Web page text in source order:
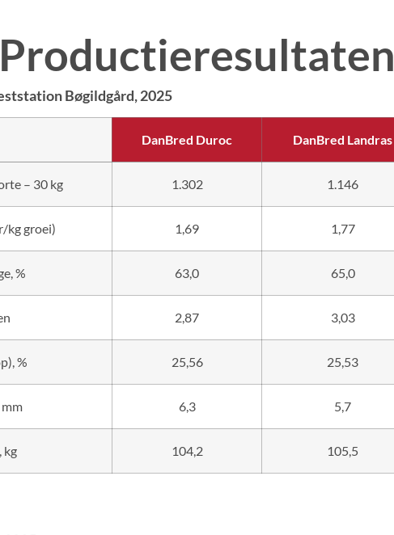
Productieresultaten
Bøgildgård, 2025
DanBred Duroc DanBred Landras
– 30 kg 1.302 1.146
kg groei) 1,69 1,77
% 63,0 65,0
2,87 3,03
% 25,56 25,53
6,3 5,7
kg 104,2 105,5